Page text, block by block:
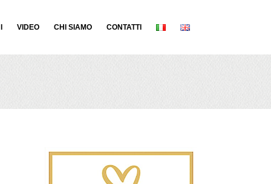
VIDEO CHI SIAMO CONTATTI